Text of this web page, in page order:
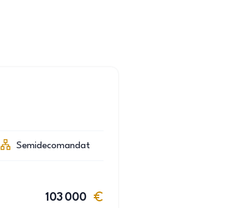
Semidecomandat
103 000